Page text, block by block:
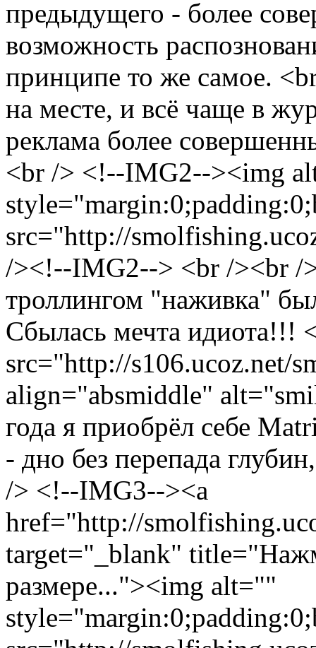
предыдущего - более
возможность
принципе то же самое.
на месте, и всё чаще в
реклама более
<br /> <!--IMG2--><img
src="http://
/><!--IMG2--> <br /><br /
троллингом "наживка"
Сбылась мечта идиота!!!
src="http://s106.ucoz.net/
align="absmiddle"
года я приобрёл себе
- дно без перепада
/> <!--IMG3--><a
href="http://
target="_blank"
размере..."><img alt=""